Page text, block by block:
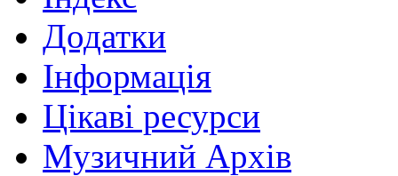
Додатки
Інформація
Цікаві ресурси
Музичний Архів